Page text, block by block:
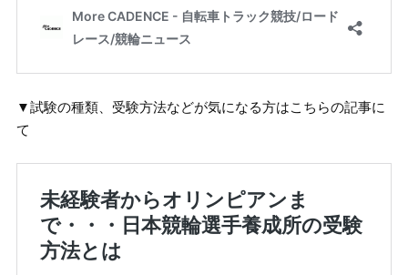
▼試験の種類、受験方法などが気になる方はこちらの記事に
て